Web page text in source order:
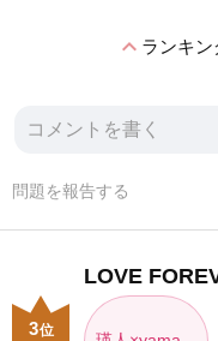
expand_lessランキン
問題を報告する
LOVE
3位